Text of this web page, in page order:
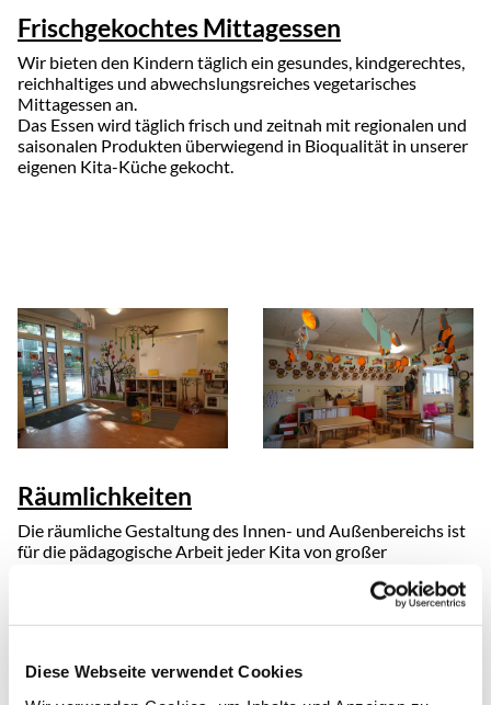
Diese Webseite verwendet Cookies
Frischgekochtes Mittagessen
Wir bieten den Kindern täglich ein gesundes, kindgerechtes,
reichhaltiges und abwechslungsreiches vegetarisches
Mittagessen an.
Das Essen wird täglich frisch und zeitnah mit regionalen und
saisonalen Produkten überwiegend in Bioqualität in unserer
eigenen Kita-Küche gekocht.
Räumlichkeiten
Die räumliche Gestaltung des Innen- und Außenbereichs ist
für die pädagogische Arbeit jeder Kita von großer
Bei uns gibt es viel Platz zum Spielen, Toben, Bewegen und